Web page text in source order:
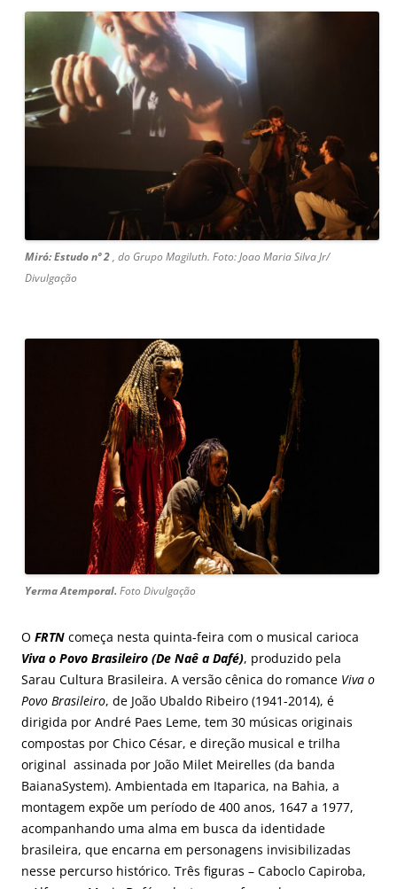
Miró: Estudo nº 2, do Grupo Magiluth. Foto: Joao Maria Silva Jr/
Divulgação
Yerma Atemporal. Foto Divulgação
O FRTN começa nesta quinta-feira com o musical carioca
Viva o Povo Brasileiro (De Naê a Dafé), produzido pela
Sarau Cultura Brasileira. A versão cênica do romance Viva o
Povo Brasileiro, de João Ubaldo Ribeiro (1941-2014), é
dirigida por André Paes Leme, tem 30 músicas originais
compostas por Chico César, e direção musical e trilha
original assinada por João Milet Meirelles (da banda
BaianaSystem). Ambientada em Itaparica, na Bahia, a
montagem expõe um período de 400 anos, 1647 a 1977,
acompanhando uma alma em busca da identidade
brasileira, que encarna em personagens invisibilizadas
nesse percurso histórico. Três figuras – Caboclo Capiroba,